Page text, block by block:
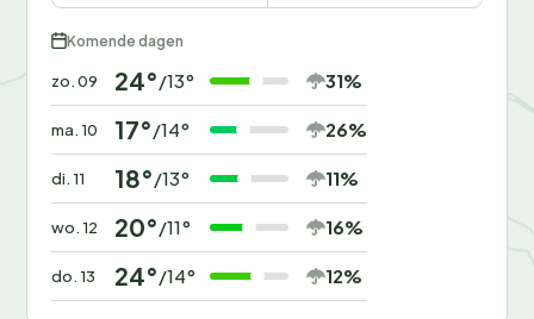
Komende dagen
zo. 09 24°/13° 31%
ma. 10 17°/14° 26%
di. 11 18°/13° 11%
wo. 12 20°/11° 16%
do. 13 24°/14° 12%